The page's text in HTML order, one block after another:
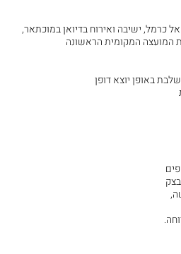
כרמל, ישיבה ואירוח בדיואן במוכתאר,
המועצה המקומית הראשונה
באופן יוצא דופן